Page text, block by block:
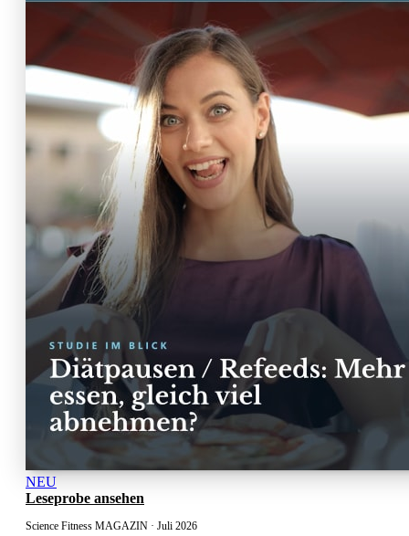
NEU
Leseprobe ansehen
Science Fitness MAGAZIN · Juli 2026